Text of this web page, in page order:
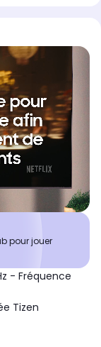
pour jouer
- Fréquence
Tizen